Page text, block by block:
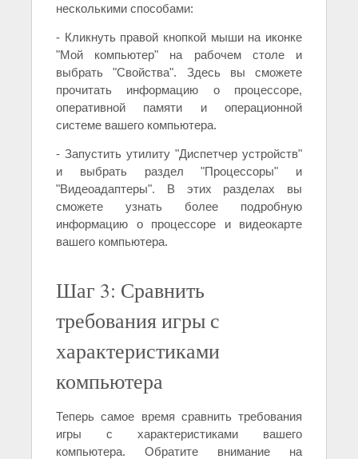
несколькими способами:
- Кликнуть правой кнопкой мыши на иконке
"Мой компьютер" на рабочем столе и
выбрать "Свойства". Здесь вы сможете
прочитать информацию о процессоре,
оперативной памяти и операционной
системе вашего компьютера.
- Запустить утилиту "Диспетчер устройств"
и выбрать раздел "Процессоры" и
"Видеоадаптеры". В этих разделах вы
сможете узнать более подробную
информацию о процессоре и видеокарте
вашего компьютера.
Шаг 3: Сравнить
требования игры с
характеристиками
компьютера
Теперь самое время сравнить требования
игры с характеристиками вашего
компьютера. Обратите внимание на